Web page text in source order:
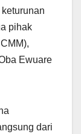
pihak
Ewuare
dari